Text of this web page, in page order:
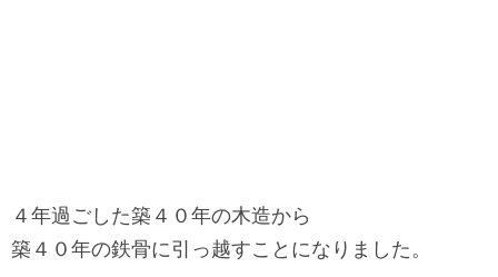
４年過ごした築４０年の木造から
築４０年の鉄骨に引っ越すことになりました。